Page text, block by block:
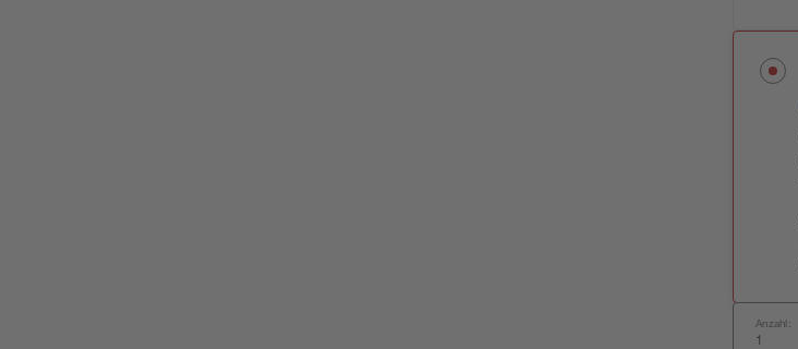
Anzahl: